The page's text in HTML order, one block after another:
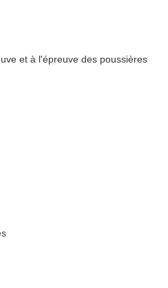
et à l'épreuve des poussières